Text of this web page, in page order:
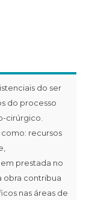
do ser
do processo
cirúrgico.
recursos
prestada no
obra contribua
nas áreas de